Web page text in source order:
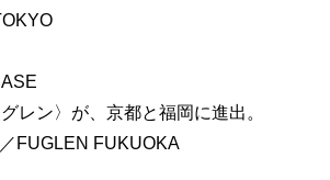
レン〉が、京都と福岡に進出。
FUGLEN FUKUOKA